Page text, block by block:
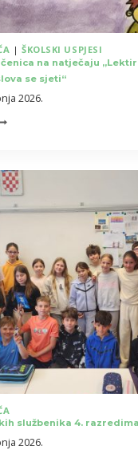
| ŠKOLSKI USPJESI
na natječaju
se sjeti“
2026.
službenika 4. razredima
2026.